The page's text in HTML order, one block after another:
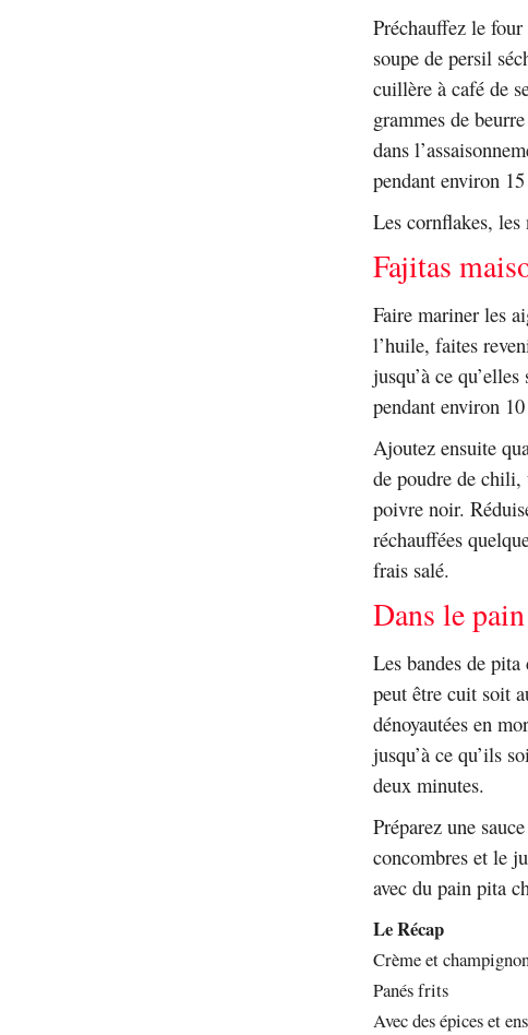
Préchauffez le
soupe de persil
cuillère à café de
grammes de
dans
pendant environ
Les cornflakes, les
Fajitas
Faire mariner les
l’huile, faites
jusqu’à ce
pendant environ
Ajoutez ensuite
de poudre de chili,
poivre noir.
réchauffées
frais salé.
Dans le
Les bandes de
peut être cuit soit
dénoyautées en
jusqu’à ce qu’ils
deux minutes.
Préparez une
concombres et le
avec du pain pita
Le Récap
Crème et
Panés frits
Avec des épices et